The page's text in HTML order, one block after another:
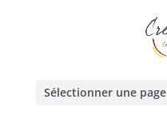
Sélectionner une page